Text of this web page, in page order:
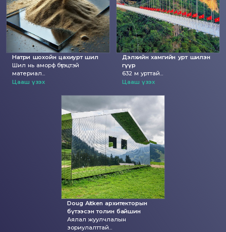
Натри шохойн цахиурт шил
Шил нь аморф бүтэцтэй
материал...
Цааш үзэх
Дэлхийн хамгийн урт шилэн
гүүр
632 м урттай...
Цааш үзэх
Doug Aitken архитекторын
бүтээсэн толин байшин
Аялал жуулчлалын
зориулалттай...